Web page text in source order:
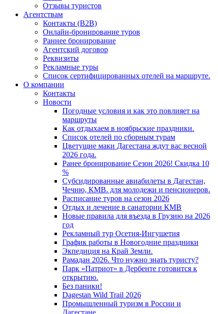
Отзывы туристов
Агентствам
Контакты (B2B)
Онлайн-бронирование туров
Раннее бронирование
Агентский договор
Реквизиты
Рекламные туры
Список сертифицированных отелей на маршруте.
О компании
Контакты
Новости
Погодные условия и как это повлияет на
маршруты
Как отдыхаем в ноябрьские праздники.
Список отелей по сборным турам
Цветущие маки Дагестана ждут вас весной
2026 года.
Ранее бронирование Сезон 2026! Скидка 10
%
Субсидированные авиабилеты в Дагестан,
Чечню, КМВ. для молодежи и пенсионеров.
Расписание туров на сезон 2026
Отдых и лечение в санатории КМВ
Новые правила для въезда в Грузию на 2026
год
Рекламный тур Осетия-Ингушетия
График работы в Новогодние праздники
Экпедиция на Край Земли.
Рамадан 2026. Что нужно знать туристу?
Парк «Патриот» в Дербенте готовится к
открытию.
Без паники!
Dagestan Wild Trail 2026
Промышленный туризм в России и
Дагестане